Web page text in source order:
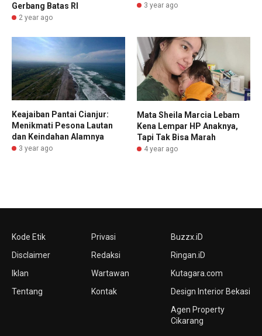
Gerbang Batas RI
2 year ago
3 year ago
Keajaiban Pantai Cianjur:
Menikmati Pesona Lautan
dan Keindahan Alamnya
3 year ago
Mata Sheila Marcia Lebam
Kena Lempar HP Anaknya,
Tapi Tak Bisa Marah
4 year ago
Kode Etik
Disclaimer
Iklan
Tentang
Privasi
Redaksi
Wartawan
Kontak
Buzzx.iD
Ringan.iD
Kutagara.com
Design Interior Bekasi
Agen Property
Cikarang